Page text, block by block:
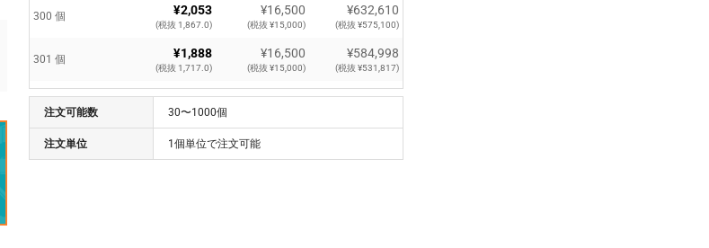
300 個 ¥2,053
(税抜 1,867.0)
¥16,500
(税抜 ¥15,000)
¥632,610
(税抜 ¥575,100)
301 個 ¥1,888
(税抜 1,717.0)
¥16,500
(税抜 ¥15,000)
¥584,998
(税抜 ¥531,817)
¥1,872
(税抜 1,702.0)
¥16,500 ¥1,888,700
注文可能数 30〜1000個
注文単位 1個単位で注文可能